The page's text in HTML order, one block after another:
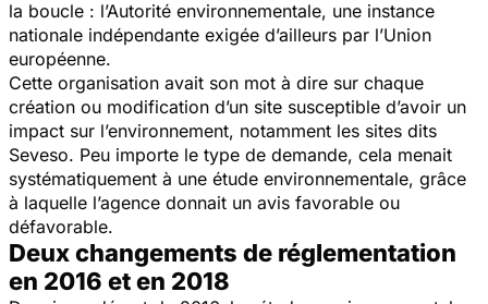
la boucle : l’Autorité environnementale, une instance
nationale indépendante exigée d’ailleurs par l’Union
européenne.
Cette organisation avait son mot à dire sur chaque
création ou modification d’un site susceptible d’avoir un
impact sur l’environnement, notamment les sites dits
Seveso. Peu importe le type de demande, cela menait
systématiquement à une étude environnementale, grâce
à laquelle l’agence donnait un avis favorable ou
défavorable.
Deux changements de réglementation
en 2016 et en 2018